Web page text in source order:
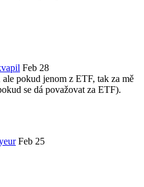
Feb 28
pokud jenom z ETF, tak za mě
se dá považovat za ETF).
Feb 25